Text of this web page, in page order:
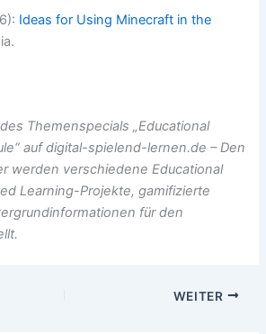
Ideas for Using Minecraft in the
Themenspecials „Educational
auf digital-spielend-lernen.de – Den
werden verschiedene Educational
Learning-Projekte, gamifizierte
für den
WEITER